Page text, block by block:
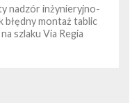
nadzór inżynieryjno-
błędny montaż tablic
szlaku Via Regia